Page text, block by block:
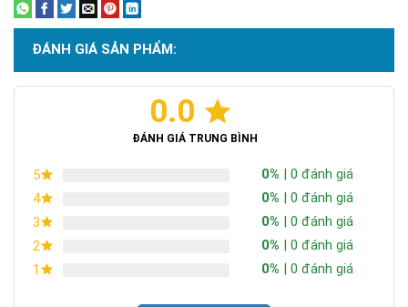
ĐÁNH GIÁ SẢN PHẨM:
0.0
ĐÁNH GIÁ TRUNG BÌNH
5 0% | 0 đánh giá
4
0% | 0 đánh giá
3
0% | 0 đánh giá
2
0% | 0 đánh giá
1
0% | 0 đánh giá